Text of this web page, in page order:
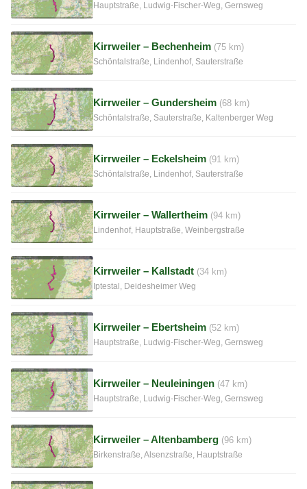
Hauptstraße, Ludwig-Fischer-Weg, Gernsweg
Kirrweiler – Bechenheim (75 km)
Schöntalstraße, Lindenhof, Sauterstraße
Kirrweiler – Gundersheim (68 km)
Schöntalstraße, Sauterstraße, Kaltenberger Weg
Kirrweiler – Eckelsheim (91 km)
Schöntalstraße, Lindenhof, Sauterstraße
Kirrweiler – Wallertheim (94 km)
Lindenhof, Hauptstraße, Weinbergstraße
Kirrweiler – Kallstadt (34 km)
Iptestal, Deidesheimer Weg
Kirrweiler – Ebertsheim (52 km)
Hauptstraße, Ludwig-Fischer-Weg, Gernsweg
Kirrweiler – Neuleiningen (47 km)
Hauptstraße, Ludwig-Fischer-Weg, Gernsweg
Kirrweiler – Altenbamberg (96 km)
Birkenstraße, Alsenzstraße, Hauptstraße